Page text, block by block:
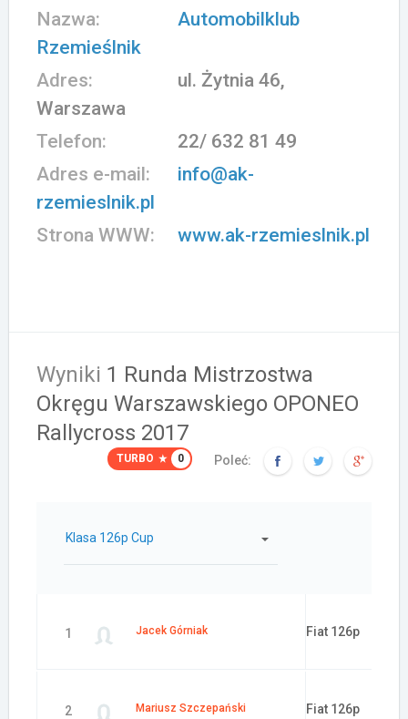
Nazwa:
Automobilklub
Rzemieślnik
Adres:
ul. Żytnia 46,
Warszawa
Telefon:
22/ 632 81 49
Adres e-mail:
info@ak-
rzemieslnik.pl
Strona WWW:
www.ak-rzemieslnik.pl
Wyniki 1 Runda Mistrzostwa
Okręgu Warszawskiego OPONEO
Rallycross 2017
TURBO 0 Poleć:
Klasa 126p Cup
1 Jacek Górniak Fiat 126p
2 Mariusz Szczepański Fiat 126p